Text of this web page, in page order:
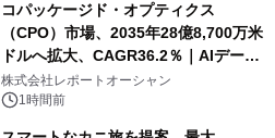
コパッケージド・オプティクス
（CPO）市場、2035年28億8,700万米
ドルへ拡大、CAGR36.2％｜AIデータ
センター・高速光通信需要が成長を加
速
株式会社レポートオーシャン
1時間前